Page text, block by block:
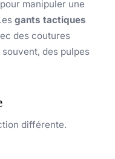
manipuler une
gants tactiques
des coutures
des pulpes
différente.